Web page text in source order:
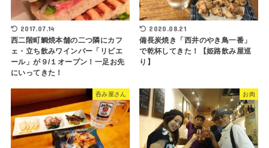
2017.07.14
西二階町鯛焼本舗の二つ隣にカフ
ェ・立ち飲みワインバー「リビエ
ール」が９/１オープン！一足お先
にいってきた！
2020.08.21
備長炭焼き「西井のやき鳥一番」
で乾杯してきた！【姫路飲み屋巡
り】
呑み屋さん お肉